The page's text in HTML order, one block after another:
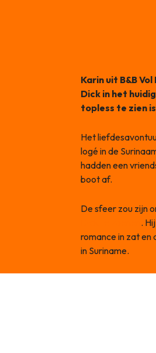
Karin uit B&B
Dick in het
topless te zien
Het
logé in de
hadden een
boot af.
De sfeer zou zijn
.
romance in zat en
in Suriname.